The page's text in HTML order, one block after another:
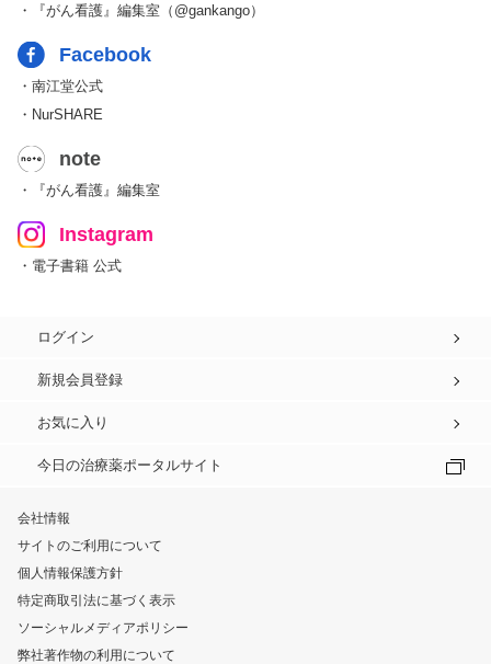
・『がん看護』編集室（@gankango）
Facebook
・南江堂公式
・NurSHARE
note
・『がん看護』編集室
Instagram
・電子書籍 公式
ログイン
新規会員登録
お気に入り
今日の治療薬ポータルサイト
会社情報
サイトのご利用について
個人情報保護方針
特定商取引法に基づく表示
ソーシャルメディアポリシー
弊社著作物の利用について